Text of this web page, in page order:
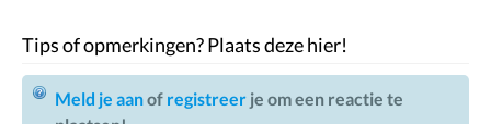
Tips of opmerkingen? Plaats deze hier!
Meld je aanof registreer je om een reactie te